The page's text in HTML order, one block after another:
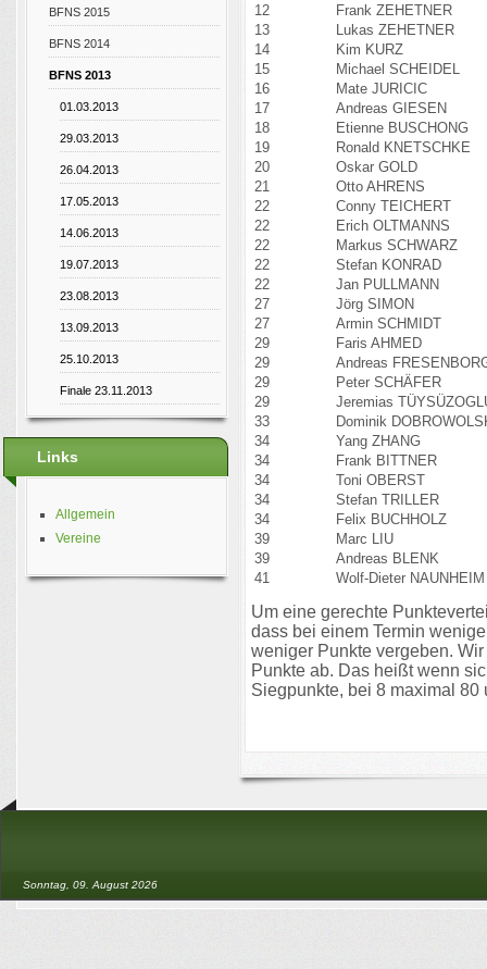
BFNS 2015
BFNS 2014
BFNS 2013
01.03.2013
29.03.2013
26.04.2013
17.05.2013
14.06.2013
19.07.2013
23.08.2013
13.09.2013
25.10.2013
Finale 23.11.2013
Links
Allgemein
Vereine
12
Frank ZEHETNER
13
Lukas ZEHETNER
14
Kim KURZ
15
Michael SCHEIDEL
16
Mate JURICIC
17
Andreas GIESEN
18
Etienne BUSCHONG
19
Ronald KNETSCHKE
20
Oskar GOLD
21
Otto AHRENS
22
Conny TEICHERT
22
Erich OLTMANNS
22
Markus SCHWARZ
22
Stefan KONRAD
22
Jan PULLMANN
27
Jörg SIMON
27
Armin SCHMIDT
29
Faris AHMED
29
Andreas
29
Peter SCHÄFER
29
Jeremias
33
Dominik
34
Yang ZHANG
34
Frank BITTNER
34
Toni OBERST
34
Stefan TRILLER
34
Felix BUCHHOLZ
39
Marc LIU
39
Andreas BLENK
41
Wolf-Dieter NAUNHEIM
Um eine gerechte
dass bei einem Termin
weniger Punkte vergeben.
Punkte ab. Das heißt wenn
Siegpunkte, bei 8 maximal 80
Sonntag, 09. August 2026